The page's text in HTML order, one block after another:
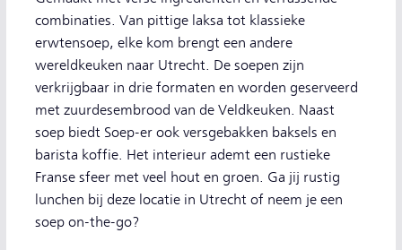
combinaties. Van pittige laksa tot klassieke
erwtensoep, elke kom brengt een andere
wereldkeuken naar Utrecht. De soepen zijn
verkrijgbaar in drie formaten en worden geserveerd
met zuurdesembrood van de Veldkeuken. Naast
soep biedt Soep-er ook versgebakken baksels en
barista koffie. Het interieur ademt een rustieke
Franse sfeer met veel hout en groen. Ga jij rustig
lunchen bij deze locatie in Utrecht of neem je een
soep on-the-go?